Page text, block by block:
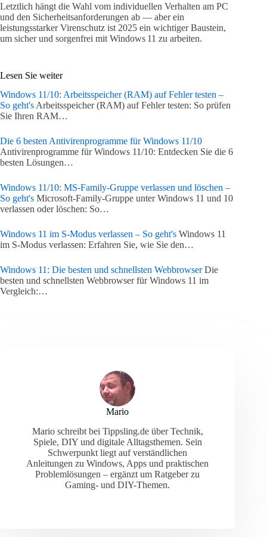
Letztlich hängt die Wahl vom individuellen Verhalten am PC
und den Sicherheitsanforderungen ab — aber ein
leistungsstarker Virenschutz ist 2025 ein wichtiger Baustein,
um sicher und sorgenfrei mit Windows 11 zu arbeiten.
Lesen Sie weiter
Windows 11/10: Arbeitsspeicher (RAM) auf Fehler testen –
So geht's Arbeitsspeicher (RAM) auf Fehler testen: So prüfen
Sie Ihren RAM…
Die 6 besten Antivirenprogramme für Windows 11/10
Antivirenprogramme für Windows 11/10: Entdecken Sie die 6
besten Lösungen…
Windows 11/10: MS-Family-Gruppe verlassen und löschen –
So geht's Microsoft-Family-Gruppe unter Windows 11 und 10
verlassen oder löschen: So…
Windows 11 im S-Modus verlassen – So geht's Windows 11
im S-Modus verlassen: Erfahren Sie, wie Sie den…
Windows 11: Die besten und schnellsten WebbrowserDie
besten und schnellsten Webbrowser für Windows 11 im
Vergleich:…
Mario
Mario schreibt bei Tippsling.de über Technik,
Spiele, DIY und digitale Alltagsthemen. Sein
Schwerpunkt liegt auf verständlichen
Anleitungen zu Windows, Apps und praktischen
Problemlösungen – ergänzt um Ratgeber zu
Gaming- und DIY-Themen.